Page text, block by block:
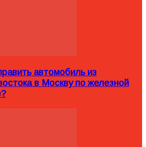
автомобиль из
в Москву по железной